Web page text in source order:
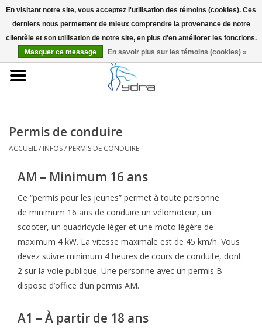
EUR
Accueil
Permis de conduire
ACCUEIL/ INFOS/ PERMIS DE CONDUIRE
AM – Minimum 16 ans
Ce “permis pour les jeunes” permet à toute personne
de minimum 16 ans de conduire un vélomoteur, un
scooter, un quadricycle léger et une moto légère de
maximum 4 kW. La vitesse maximale est de 45 km/h. Vous
devez suivre minimum 4 heures de cours de conduite, dont
2 sur la voie publique. Une personne avec un permis B
dispose d’office d’un permis AM.
A1 – À partir de 18 ans
En visitant notre site, vous acceptez l'utilisation des témoins (cookies). Ces
derniers nous permettent de mieux comprendre la provenance de notre
clientèle et son utilisation de notre site, en plus d'en améliorer les fonctions.
Masquer ce message
En savoir plus sur les témoins (cookies) »